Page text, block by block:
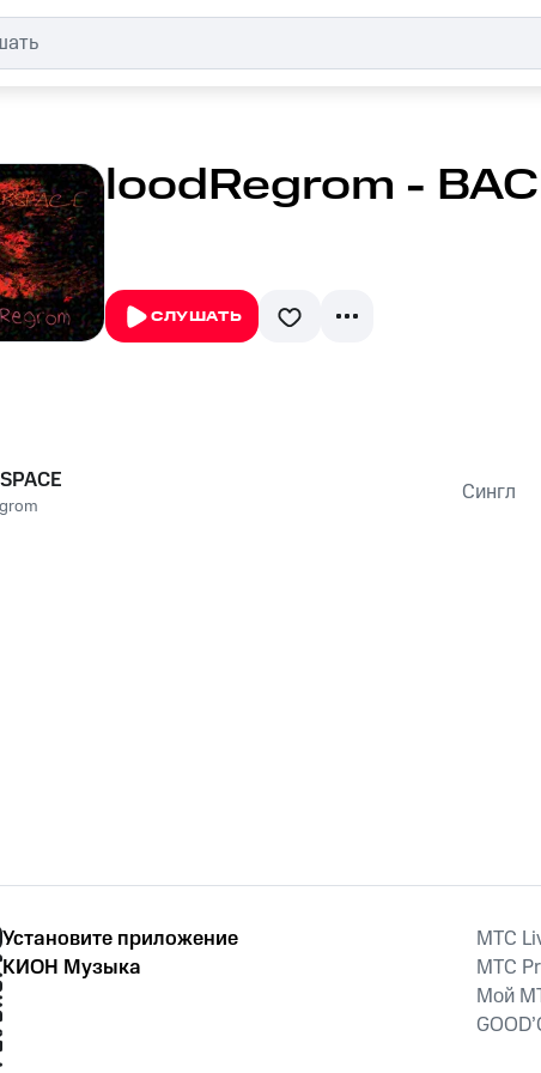
loodRegrom -
СЛУШАТЬ
Сингл
Установите приложение
КИОН Музыка
MTС
MTС
Мой